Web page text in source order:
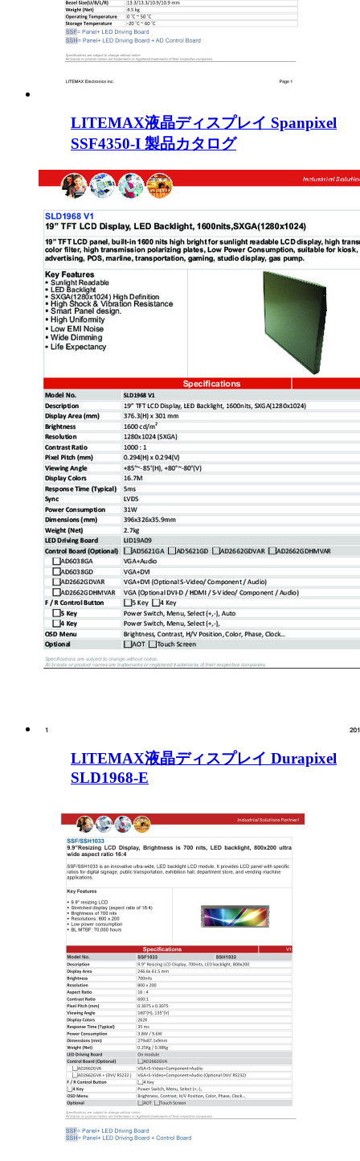
LITEMAX液晶ディスプレイ Spanpixel
SSF4350-I 製品カタログ
LITEMAX液晶ディスプレイ Durapixel
SLD1968-E